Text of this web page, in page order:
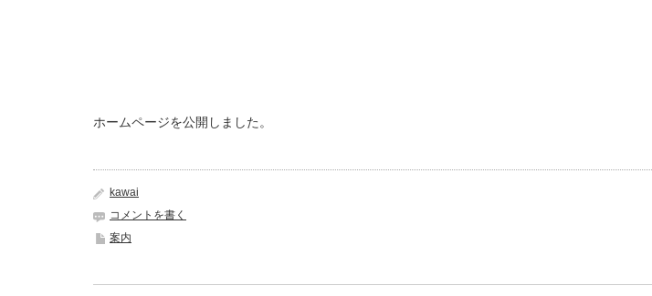
ホームページを公開しました。
kawai
コメントを書く
案内